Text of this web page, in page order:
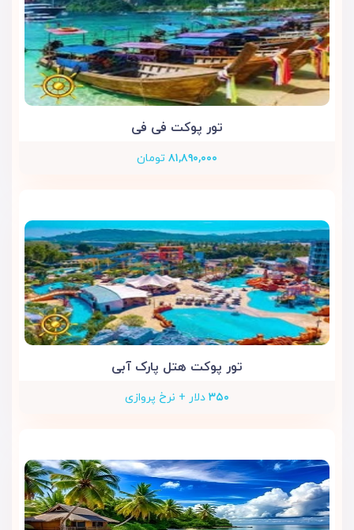
تور پوکت فی فی
۸۱,۸۹۰,۰۰۰ تومان
تور پوکت هتل پارک آبی
۳۵۰ دلار + نرخ پروازی